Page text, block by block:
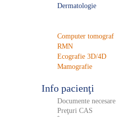
Dermatologie
Computer tomograf
RMN
Ecografie 3D/4D
Mamografie
Info pacienţi
Documente necesare
Preţuri CAS